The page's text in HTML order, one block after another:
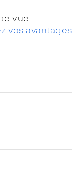
vue
vos avantages